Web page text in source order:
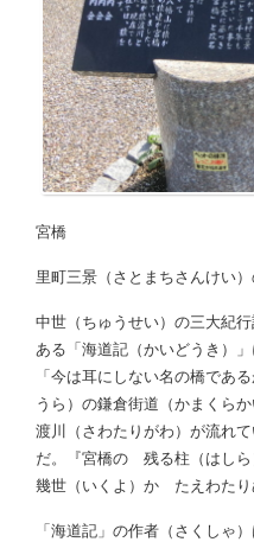
宮橋
里町三景（さとまちさんけい）
中世（ちゅうせい）の三大紀
ある「海道記（かいどうき）
「今は耳にしない名の橋であ
うら）の鎌倉街道（かまくら
渡川（さわたりがわ）が流れ
だ。『宮橋の 残る柱（はし
幾世（いくよ）か たえわたり
「海道記」の作者（さくしゃ